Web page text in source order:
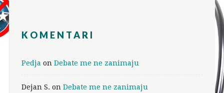
KOMENTARI
Pedja on Debate me ne zanimaju
Dejan S. on Debate me ne zanimaju